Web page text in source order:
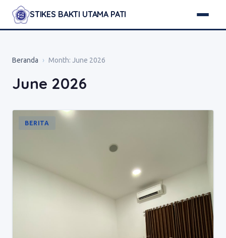
STIKES BAKTI UTAMA PATI
Beranda › Month: June 2026
June 2026
BERITA